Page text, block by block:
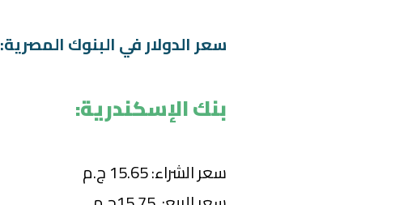
سعر الدولار في البنوك المصرية:
بنك الإسكندرية:
سعر الشراء: 15.65 ج.م